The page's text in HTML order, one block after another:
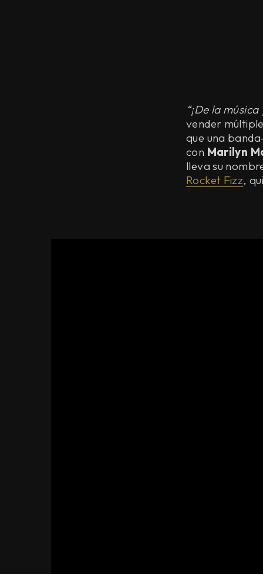
“¡De la
vender
que una
con Marilyn
lleva su
Rocket Fizz,